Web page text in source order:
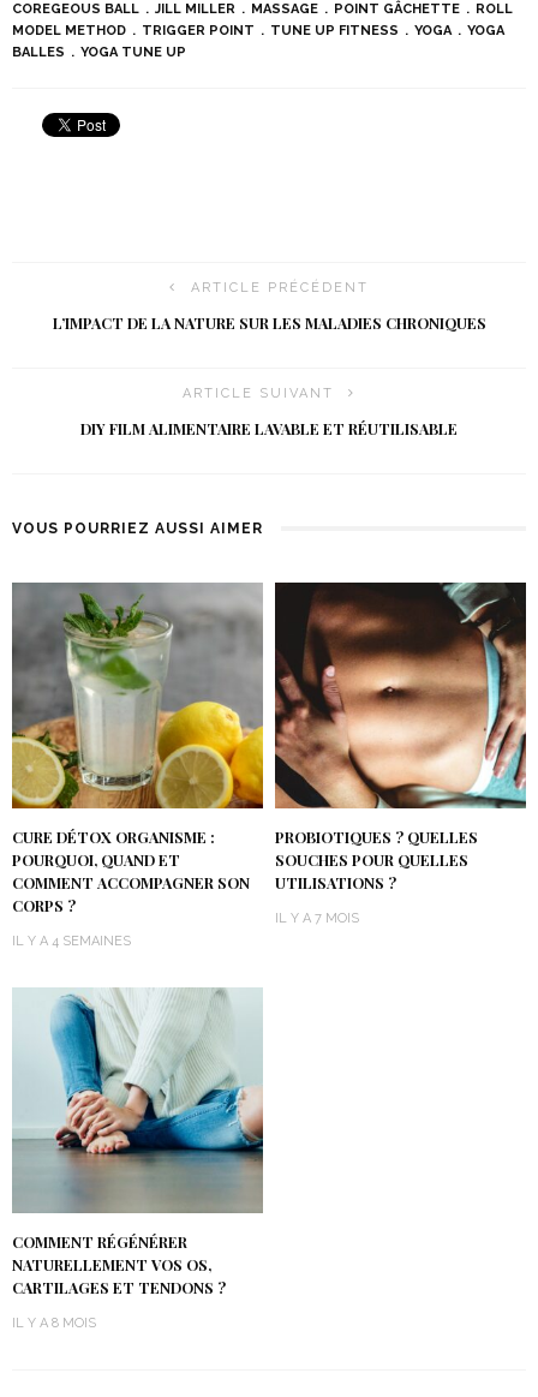
COREGEOUS BALL
JILL MILLER MASSAGE POINT GÂCHETTE
ROLL
MODEL METHOD
TRIGGER POINT TUNE UP FITNESS YOGA
YOGA
BALLES
YOGA TUNE UP
ARTICLE PRÉCÉDENT
L’IMPACT DE LA NATURE SUR LES MALADIES CHRONIQUES
ARTICLE SUIVANT
DIY FILM ALIMENTAIRE LAVABLE ET RÉUTILISABLE
VOUS POURRIEZ AUSSI AIMER
CURE DÉTOX ORGANISME :
POURQUOI, QUAND ET
COMMENT ACCOMPAGNER SON
CORPS ?
IL Y A 4 SEMAINES
PROBIOTIQUES ? QUELLES
SOUCHES POUR QUELLES
UTILISATIONS ?
IL Y A 7 MOIS
COMMENT RÉGÉNÉRER
NATURELLEMENT VOS OS,
CARTILAGES ET TENDONS ?
IL Y A 8 MOIS